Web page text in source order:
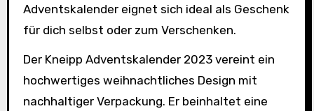
Adventskalender eignet sich ideal als Geschenk
für dich selbst oder zum Verschenken.
Der Kneipp Adventskalender 2023 vereint ein
hochwertiges weihnachtliches Design mit
nachhaltiger Verpackung. Er beinhaltet eine